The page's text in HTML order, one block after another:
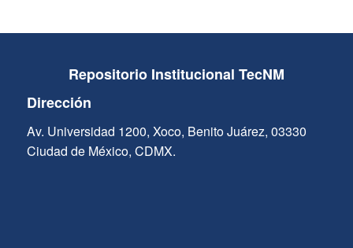
Repositorio Institucional TecNM
Dirección
Av. Universidad 1200, Xoco, Benito Juárez, 03330
Ciudad de México, CDMX.